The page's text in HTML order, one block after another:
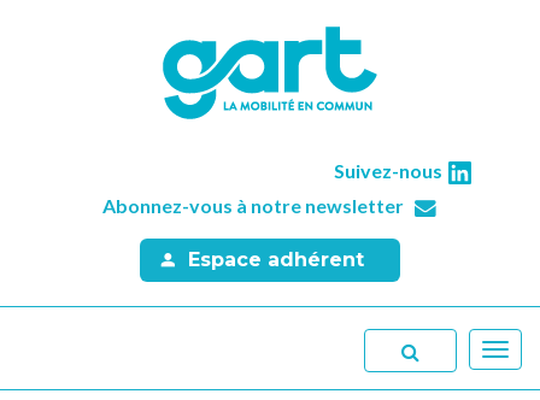
Suivez-nous
Abonnez-vous à notre newsletter
Espace adhérent